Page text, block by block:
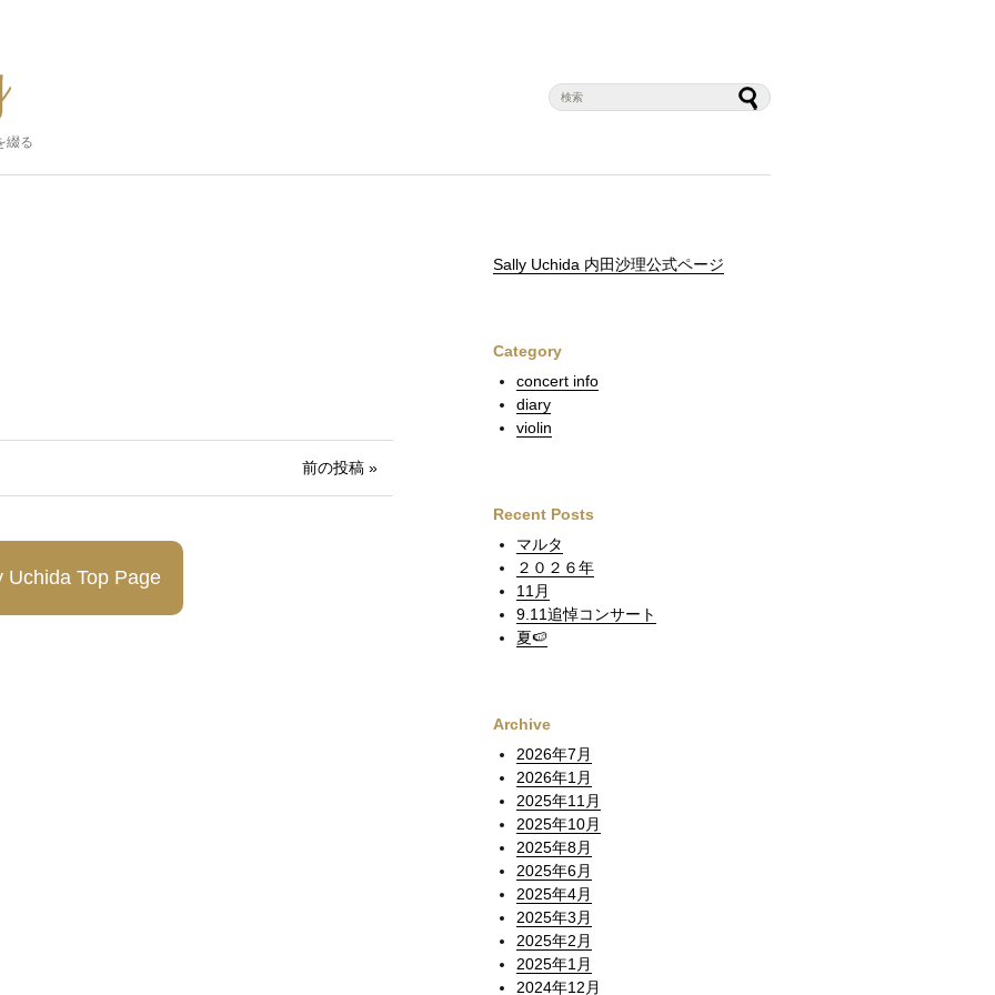
綴る
前の投稿 »
Uchida Top Page
Sally Uchida 内田沙理公式ページ
Category
concert info
diary
violin
Recent Posts
マルタ
２０２６年
11月
9.11追悼コンサート
夏🍉
Archive
2026年7月
2026年1月
2025年11月
2025年10月
2025年8月
2025年6月
2025年4月
2025年3月
2025年2月
2025年1月
2024年12月